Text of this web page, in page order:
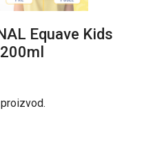
Equave Kids